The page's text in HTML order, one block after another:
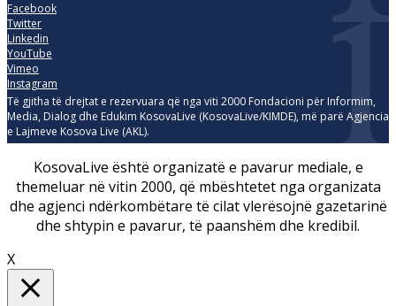
Facebook
Twitter
Linkedin
YouTube
Vimeo
Instagram
Të gjitha të drejtat e rezervuara që nga viti 2000 Fondacioni për Informim,
Media, Dialog dhe Edukim KosovaLive (KosovaLive/KIMDE), më parë Agjencia
e Lajmeve Kosova Live (AKL).
KosovaLive është organizatë e pavarur mediale, e
themeluar në vitin 2000, që mbështetet nga organizata
dhe agjenci ndërkombëtare të cilat vlerësojnë gazetarinë
dhe shtypin e pavarur, të paanshëm dhe kredibil.
X